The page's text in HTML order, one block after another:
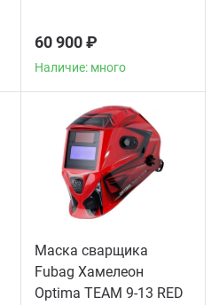
60 900 ₽
Наличие: много
Маска сварщика
Fubag Хамелеон
Optima TEAM 9-13 RED